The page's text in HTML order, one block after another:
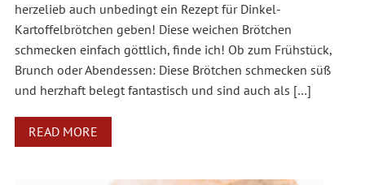
herzelieb auch unbedingt ein Rezept für Dinkel-
Kartoffelbrötchen geben! Diese weichen Brötchen
schmecken einfach göttlich, finde ich! Ob zum Frühstück,
Brunch oder Abendessen: Diese Brötchen schmecken süß
und herzhaft belegt fantastisch und sind auch als […]
READ MORE